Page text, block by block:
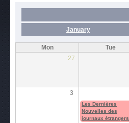
January
Mon Tue
27
3
Les Dernières
Nouvelles des
journaux étrangers